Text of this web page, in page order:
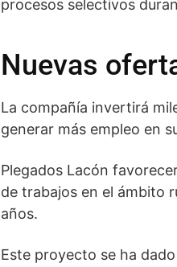
procesos selectivos
Nuevas
La compañía invertirá
generar más empleo en
Plegados Lacón
de trabajos en el ámbito
años.
Este proyecto se ha